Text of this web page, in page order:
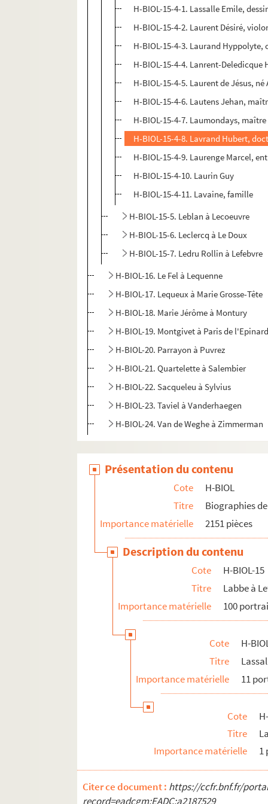
H-BIOL-15-4-1. Lassalle Emile,
H-BIOL-15-4-2. Laurent Désiré,
H-BIOL-15-4-3. Laurand
H-BIOL-15-4-4. Lanrent-Deledicque
H-BIOL-15-4-5. Laurent de Jésus,
H-BIOL-15-4-6. Lautens Jehan,
H-BIOL-15-4-7. Laumondays,
H-BIOL-15-4-8. Lavrand Hubert,
H-BIOL-15-4-9. Laurenge Marcel,
H-BIOL-15-4-10. Laurin Guy
H-BIOL-15-4-11. Lavaine, famille
H-BIOL-15-5. Leblan à Lecoeuvre
H-BIOL-15-6. Leclercq à Le Doux
H-BIOL-15-7. Ledru Rollin à Lefebvre
H-BIOL-16. Le Fel à Lequenne
H-BIOL-17. Lequeux à Marie Grosse-Tête
H-BIOL-18. Marie Jérôme à Montury
H-BIOL-19. Montgivet à Paris de
H-BIOL-20. Parrayon à Puvrez
H-BIOL-21. Quartelette à Salembier
H-BIOL-22. Sacqueleu à Sylvius
H-BIOL-23. Taviel à Vanderhaegen
H-BIOL-24. Van de Weghe à Zimmerman
Présentation du contenu
Cote
H-BIOL
Titre
Biographies
Importance matérielle
2151 pièces
Description du contenu
Cote
H-BIOL-15
Titre
Labbe à
Importance matérielle
100
Cote
H-
Titre
Importance matérielle
11
Cote
Titre
Importance matérielle
1
Citer ce document : https://ccfr.bnf.fr/
record=eadcgm:EADC:a2187529